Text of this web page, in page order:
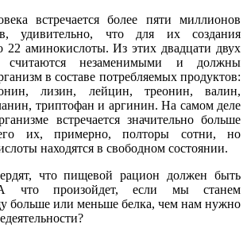
встречается более пяти миллионов
удивительно, что для их создания
22 аминокислоты. Из этих двадцати двух
считаются незаменимыми и должны
в составе потребляемых продуктов:
лизин, лейцин, треонин, валин,
триптофан и аргинин. На самом деле
встречается значительно больше
их, примерно, полторы сотни, но
находятся в свободном состоянии.
что пищевой рацион должен быть
А что произойдет, если мы станем
больше или меньше белка, чем нам нужно